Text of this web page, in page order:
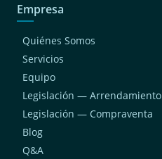
Empresa
Quiénes Somos
Servicios
Equipo
Legislación — Arrendamiento
Legislación — Compraventa
Blog
Q&A